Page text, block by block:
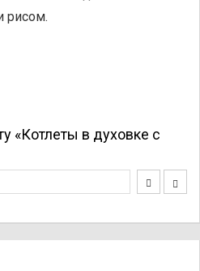
рисом.
«Котлеты в духовке с